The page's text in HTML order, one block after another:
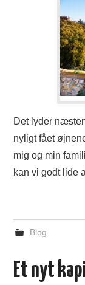
Det lyder
nyligt fået
mig og min
kan vi godt lide
Blog
Et nyt